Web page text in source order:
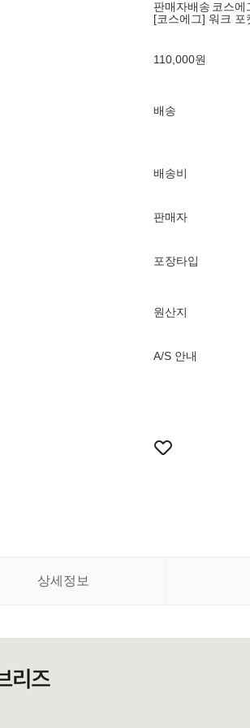
판매자배송 코스에
[코스에그] 워크
110,000원
배송
배송비
판매자
포장타입
원산지
A/S 안내
상세정보